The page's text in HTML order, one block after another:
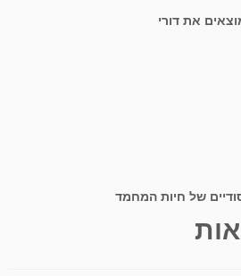
את דורי
של חיות המחמד